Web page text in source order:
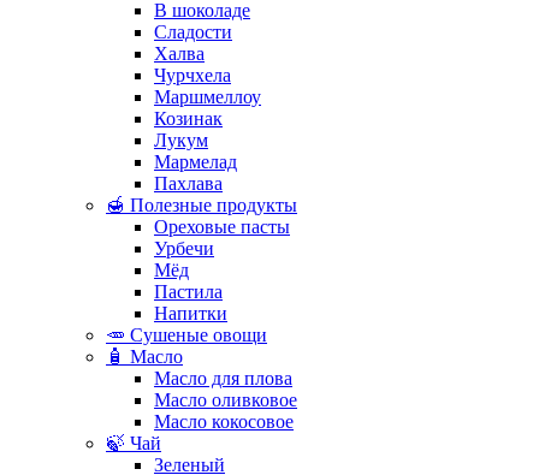
В шоколаде
Сладости
Халва
Чурчхела
Маршмеллоу
Козинак
Лукум
Мармелад
Пахлава
🍯 Полезные продукты
Ореховые пасты
Урбечи
Мёд
Пастила
Напитки
🥕 Сушеные овощи
🧴 Масло
Масло для плова
Масло оливковое
Масло кокосовое
🍃 Чай
Зеленый